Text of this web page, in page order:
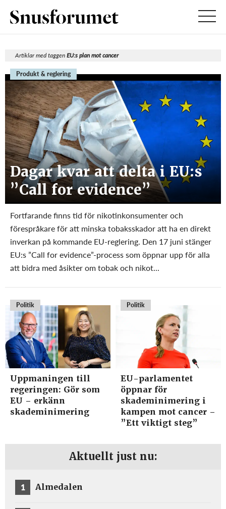
Artiklar med taggenEU:s plan mot cancer
Produkt & reglering
Dagar kvar att delta i EU:s
”Call for evidence”
Fortfarande finns tid för nikotinkonsumenter och
förespråkare för att minska tobaksskador att ha en direkt
inverkan på kommande EU-reglering. Den 17 juni stänger
EU:s ”Call for evidence”-process som öppnar upp för alla
att bidra med åsikter om tobak och nikot...
Politik
Uppmaningen till
regeringen: Gör som
EU – erkänn
skademinimering
Politik
EU-parlamentet
öppnar för
skademinimering i
kampen mot cancer –
”Ett viktigt steg”
Aktuellt just nu:
1 Almedalen